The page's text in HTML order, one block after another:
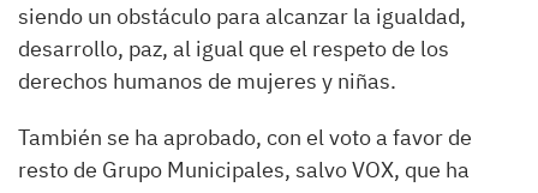
siendo un obstáculo para alcanzar la igualdad,
desarrollo, paz, al igual que el respeto de los
derechos humanos de mujeres y niñas.
También se ha aprobado, con el voto a favor de
resto de Grupo Municipales, salvo VOX, que ha